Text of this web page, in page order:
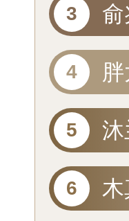
旗
木